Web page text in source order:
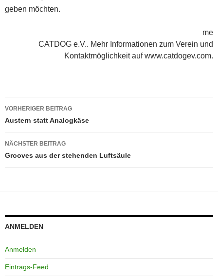
geben möchten.
me
CATDOG e.V.. Mehr Informationen zum Verein und
Kontaktmöglichkeit auf www.catdogev.com.
Beitragsnavigation
VORHERIGER BEITRAG
Austern statt Analogkäse
NÄCHSTER BEITRAG
Grooves aus der stehenden Luftsäule
ANMELDEN
Anmelden
Eintrags-Feed